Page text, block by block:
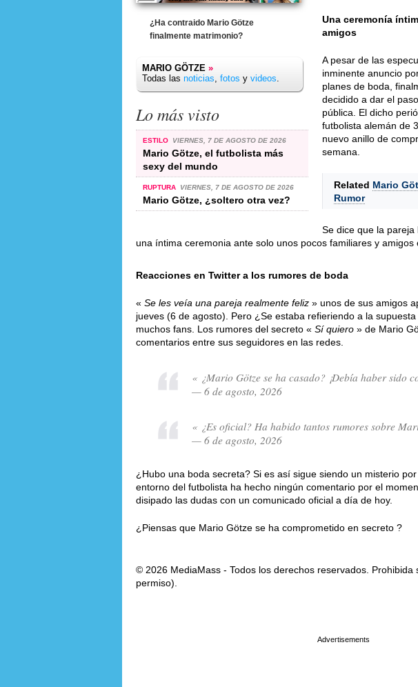
¿Ha contraido Mario Götze
finalmente matrimonio?
MARIO GÖTZE »
Todas las noticias, fotos y videos.
Lo más visto
ESTILO VIERNES, 7 DE AGOSTO DE 2026
Mario Götze, el futbolista más
sexy del mundo
RUPTURA VIERNES, 7 DE AGOSTO DE 2026
Mario Götze, ¿soltero otra vez?
Una ceremonía
amigos
A pesar de las
inminente anuncio
planes de boda,
decidido a dar el
pública. El dicho
futbolista alemán de
nuevo anillo de
semana.
Related Mario
Rumor
Se dice que la
una íntima ceremonia ante solo unos pocos familiares y amigos
Reacciones en Twitter a los rumores de boda
« Se les veía una pareja realmente feliz » unos de sus amigos
jueves (6 de agosto). Pero ¿Se estaba refieriendo a la
muchos fans. Los rumores del secreto « Sí quiero » de Mario
comentarios entre sus seguidores en las redes.
« ¿Mario Götze se ha casado? ¡Debía haber sido
— 6 de agosto, 2026
« ¿Es oficial? Ha habido tantos rumores sobre
— 6 de agosto, 2026
¿Hubo una boda secreta? Si es así sigue siendo un misterio
entorno del futbolista ha hecho ningún comentario por el
disipado las dudas con un comunicado oficial a día de hoy.
¿Piensas que Mario Götze se ha comprometido en secreto ?
© 2026 MediaMass - Todos los derechos reservados. Prohibida
permiso).